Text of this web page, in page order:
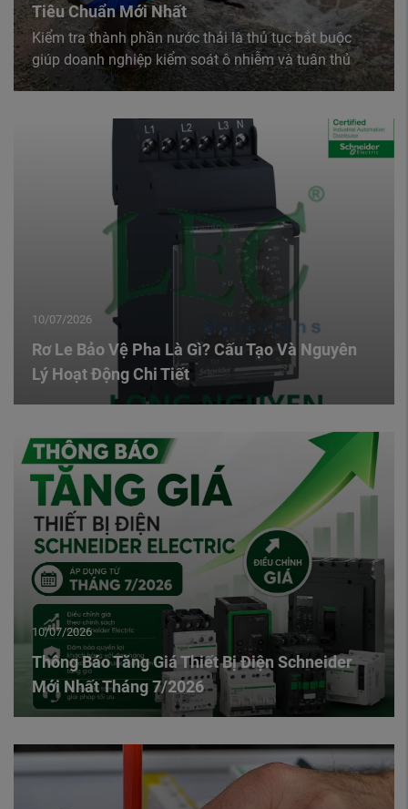
Tiêu Chuẩn Mới Nhất
Kiểm tra thành phần nước thải là thủ tục bắt buộc
giúp doanh nghiệp kiểm soát ô nhiễm và tuân thủ
pháp luật môi trường. Bài viết tổng hợp các chỉ tiêu
10/07/2026
Rơ Le Bảo Vệ Pha Là Gì? Cấu Tạo Và Nguyên
Lý Hoạt Động Chi Tiết
10/07/2026
Thông Báo Tăng Giá Thiết Bị Điện Schneider
Mới Nhất Tháng 7/2026